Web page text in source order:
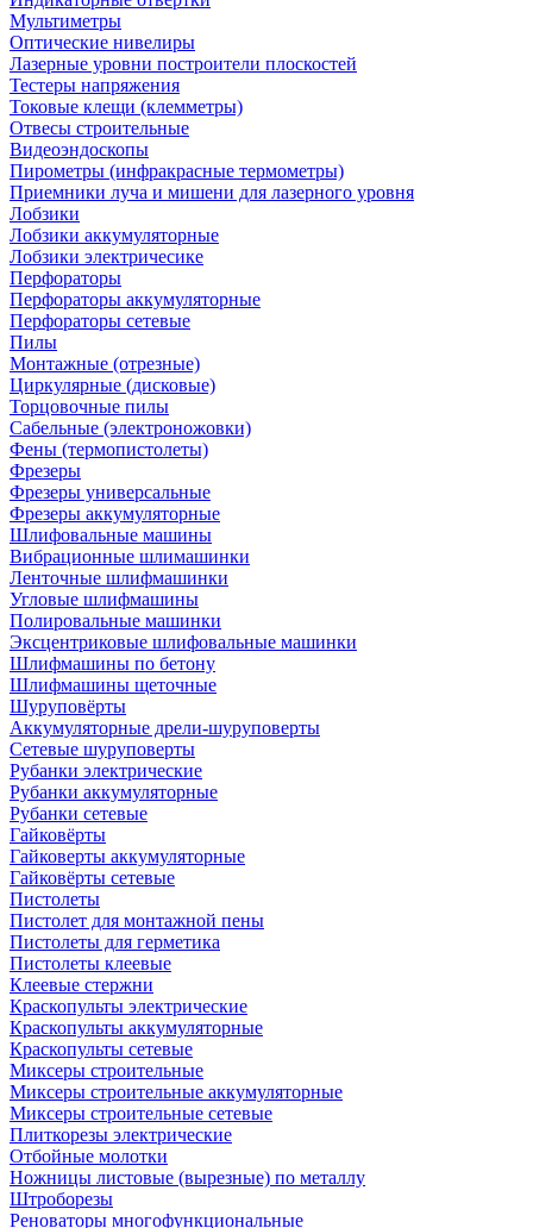
Мультиметры
Оптические нивелиры
Лазерные уровни построители плоскостей
Тестеры напряжения
Токовые клещи (клемметры)
Отвесы строительные
Видеоэндоскопы
Пирометры (инфракрасные термометры)
Приемники луча и мишени для лазерного уровня
Лобзики
Лобзики аккумуляторные
Лобзики электричесике
Перфораторы
Перфораторы аккумуляторные
Перфораторы сетевые
Пилы
Монтажные (отрезные)
Циркулярные (дисковые)
Торцовочные пилы
Сабельные (электроножовки)
Фены (термопистолеты)
Фрезеры
Фрезеры универсальные
Фрезеры аккумуляторные
Шлифовальные машины
Вибрационные шлимашинки
Ленточные шлифмашинки
Угловые шлифмашины
Полировальные машинки
Эксцентриковые шлифовальные машинки
Шлифмашины по бетону
Шлифмашины щеточные
Шуруповёрты
Аккумуляторные дрели-шуруповерты
Сетевые шуруповерты
Рубанки электрические
Рубанки аккумуляторные
Рубанки сетевые
Гайковёрты
Гайковерты аккумуляторные
Гайковёрты сетевые
Пистолеты
Пистолет для монтажной пены
Пистолеты для герметика
Пистолеты клеевые
Клеевые стержни
Краскопульты электрические
Краскопульты аккумуляторные
Краскопульты сетевые
Миксеры строительные
Миксеры строительные аккумуляторные
Миксеры строительные сетевые
Плиткорезы электрические
Отбойные молотки
Ножницы листовые (вырезные) по металлу
Штроборезы
Реноваторы многофункциональные